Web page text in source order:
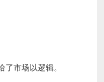
了市场以逻辑。